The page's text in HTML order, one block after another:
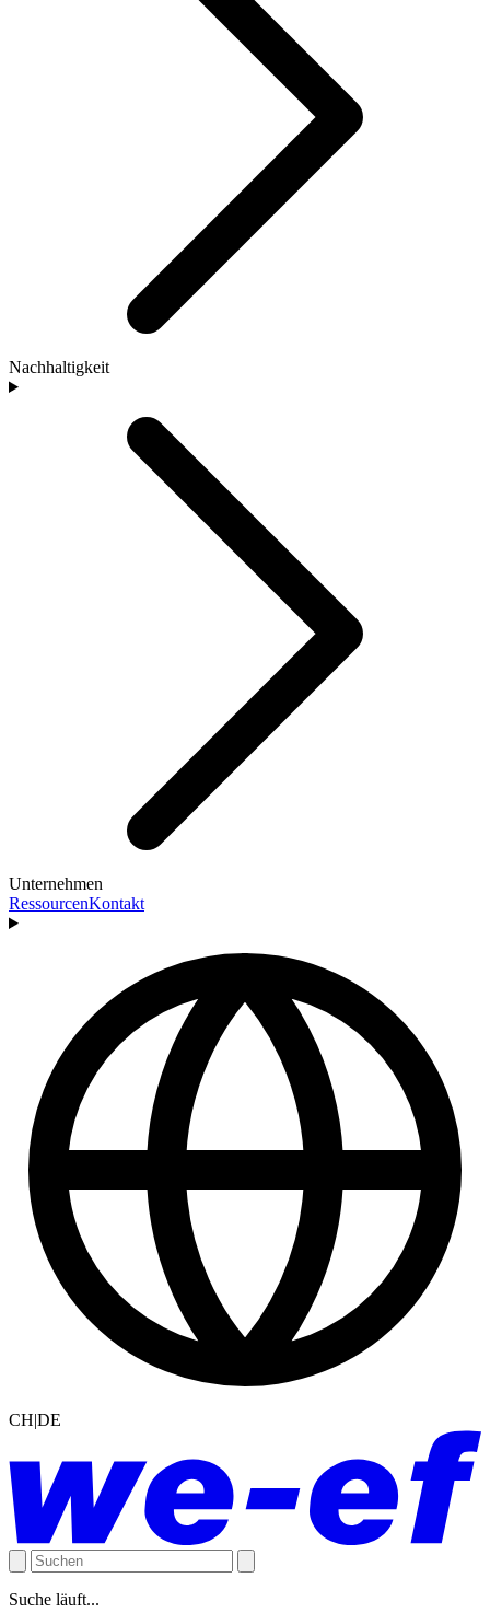
Nachhaltigkeit
Unternehmen
RessourcenKontakt
CH|DE
Suche läuft...